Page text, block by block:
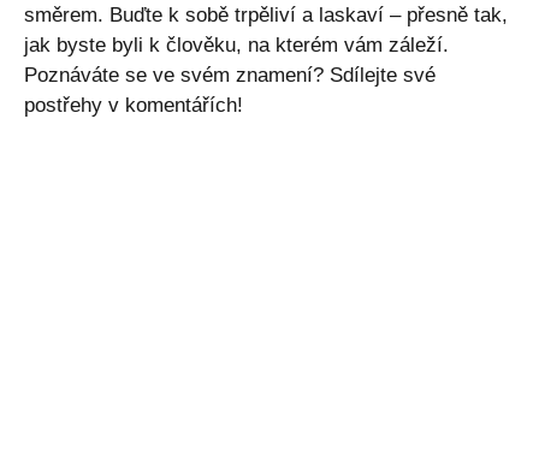
směrem. Buďte k sobě trpěliví a laskaví – přesně tak,
jak byste byli k člověku, na kterém vám záleží.
Poznáváte se ve svém znamení? Sdílejte své
postřehy v komentářích!